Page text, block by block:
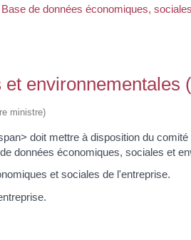
Base de données économiques,
environnementales
ministre)
doit mettre à disposition du
données économiques, sociales et
et sociales de l'entreprise.